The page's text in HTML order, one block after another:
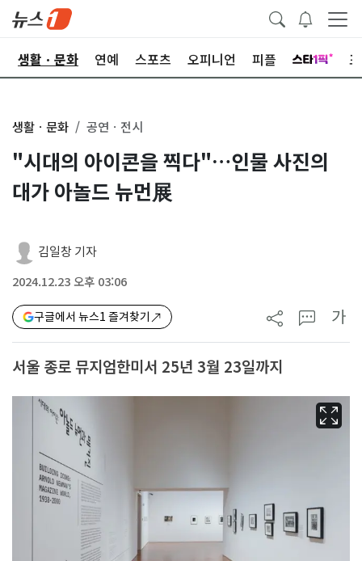
생활ㆍ문화 연예 스포츠 오피니언 피플
생활ㆍ문화 공연ㆍ전시
"시대의 아이콘을 찍다"…인물 사진의
대가 아놀드 뉴먼展
김일창 기자
2024.12.23 오후 03:06
구글에서 뉴스1 즐겨찾기 가
서울 종로 뮤지엄한미서 25년 3월 23일까지